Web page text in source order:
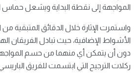
المواجهة إلى نقطة البداية ويشعل حماس
واستمرت الإثارة خلال الدقائق المتبقية
الأشواط الإضافية، حيث تبادل الفريقان
دون أن يتمكن أي منهما من حسم المواجهة،
ركلات الترجيح التي ابتسمت للفريق